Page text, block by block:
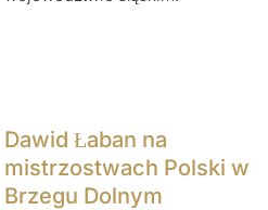
Dawid Łaban na
mistrzostwach Polski w
Brzegu Dolnym